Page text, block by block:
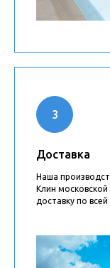
Доставка
Наша
Клин
доставку по